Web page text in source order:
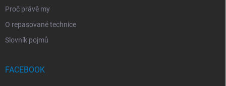
Proč právě my
O repasované technice
Slovník pojmů
FACEBOOK